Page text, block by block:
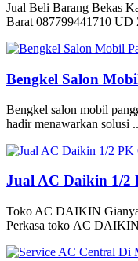
Jual Beli Barang Bekas
Barat 087799441710 UD
Bengkel Salon
Bengkel salon mobil
hadir menawarkan solusi
Jual AC Daikin 1/2
Toko AC DAIKIN
Perkasa toko AC